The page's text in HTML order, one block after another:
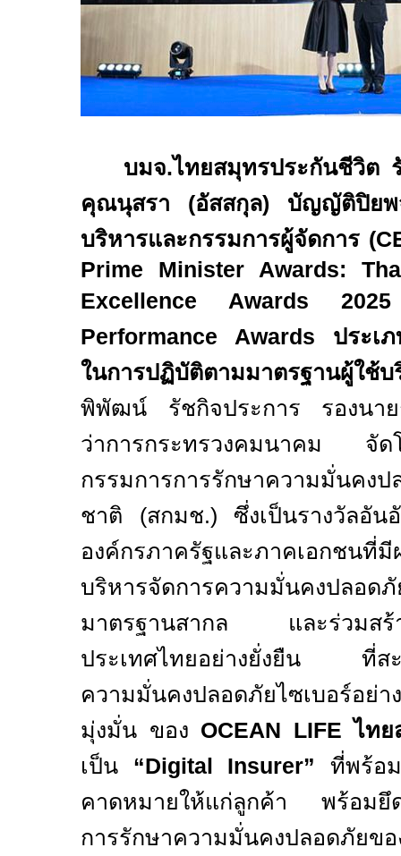
บมจ.ไทยสมุทรประกันชีวิต
คุณนุสรา (อัสสกุล) บัญญัติปิยพ
บริหารและกรรมการผู้จัดการ
Prime Minister Awards:
Excellence Awards 2025
Performance Awards ประเ
ในการปฏิบัติตามมาตรฐานผู้ใช้บ
พิพัฒน์ รัชกิจประการ
รองนา
ว่าการกระทรวงคมนาคม จั
กรรมการการรักษาความมั่นคงป
ชาติ (สกมช.) ซึ่งเป็นรางวัลอันอั
องค์กรภาครัฐและภาคเอกชนที่มี
บริหารจัดการความมั่นคงปลอดภั
มาตรฐานสากล และร่วมสร้า
ประเทศไทยอย่างยั่งยืน ที่สะ
ความมั่นคงปลอดภัยไซเบอร์อย่
มุ่งมั่น ของ OCEAN LIFEไทย
เป็น
“Digital Insurer”
ที่พร้อ
คาดหมายให้แก่ลูกค้า พร้อมยึ
การรักษาความมั่นคงปลอดภัยข